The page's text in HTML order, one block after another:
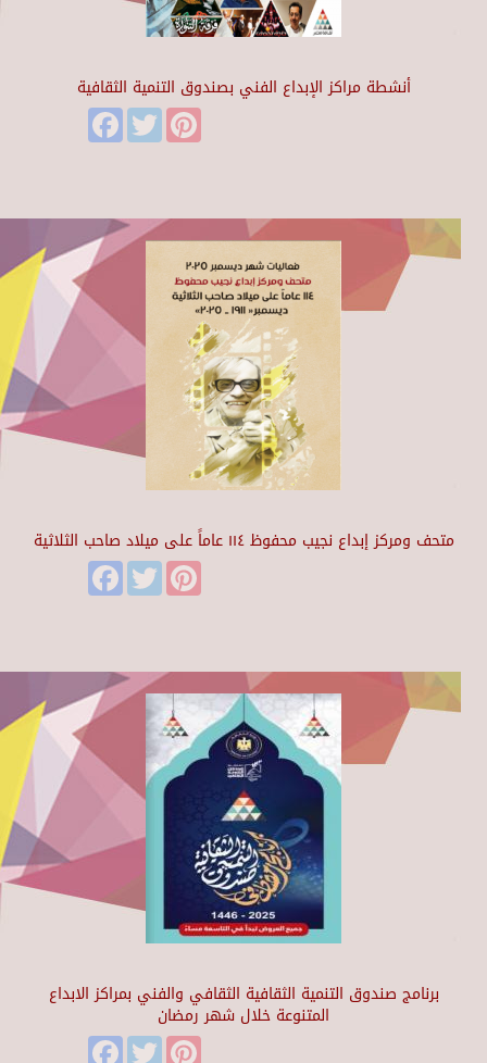
أنشطة مراكز الإبداع الفني بصندوق التنمية الثقافية
FacebookTwitter
متحف ومركز إبداع نجيب محفوظ ١١٤ عاماً على ميلاد صاحب الثلاثية
FacebookTwitter
برنامج صندوق التنمية الثقافية الثقافي والفني بمراكز الابداع
المتنوعة خلال شهر رمضان
FacebookTwitter